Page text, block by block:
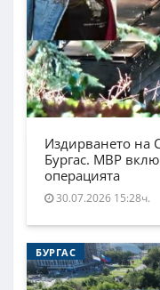
Издирването на
Бургас. МВР
операцията
30.07.2026 15:28ч.
БУРГАС